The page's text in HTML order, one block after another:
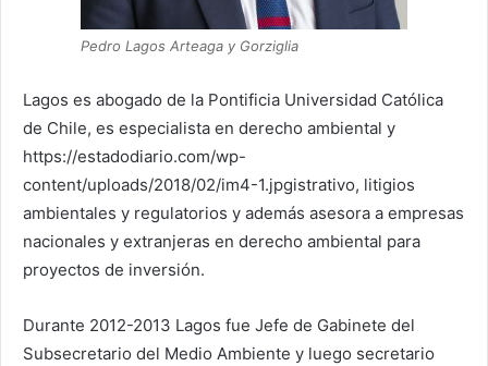
Pedro Lagos Arteaga y Gorziglia
Lagos es abogado de la Pontificia Universidad Católica
de Chile, es especialista en derecho ambiental y
https://estadodiario.com/wp-
content/uploads/2018/02/im4-1.jpgistrativo, litigios
ambientales y regulatorios y además asesora a empresas
nacionales y extranjeras en derecho ambiental para
proyectos de inversión.
Durante 2012-2013 Lagos fue Jefe de Gabinete del
Subsecretario del Medio Ambiente y luego secretario